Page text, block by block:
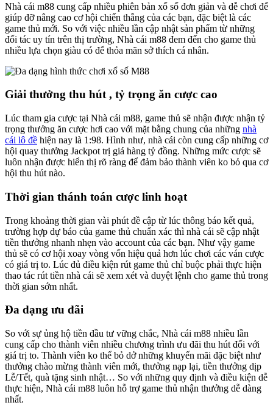
Nhà cái m88 cung cấp nhiều phiên bản xổ số đơn giản và dễ chơi để
giúp đỡ nâng cao cơ hội chiến thắng của các bạn, đặc biệt là các
game thủ mới. So với việc nhiều lần cập nhật sản phẩm từ những
đối tác uy tín trên thị trường, Nhà cái m88 đem đến cho game thủ
nhiều lựa chọn giàu có để thỏa mãn sở thích cá nhân.
Giải thưởng thu hút , tỷ trọng ăn cược cao
Lúc tham gia cược tại Nhà cái m88, game thủ sẽ nhận được nhận tỷ
trọng thưởng ăn cược hơi cao với mặt bằng chung của những nhà
cái lô đề hiện nay là 1:98. Hình như, nhà cái còn cung cấp những cơ
hội quay thưởng Jackpot trị giá hàng tỷ đồng. Những mức cược sẽ
luôn nhận được hiển thị rõ ràng để đảm bảo thành viên ko bỏ qua cơ
hội thu hút nào.
Thời gian thánh toán cược linh hoạt
Trong khoảng thời gian vài phút đề cập từ lúc thông báo kết quả,
trường hợp dự báo của game thủ chuẩn xác thì nhà cái sẽ cập nhật
tiền thưởng nhanh nhẹn vào account của các bạn. Như vậy game
thủ sẽ có cơ hội xoay vòng vốn hiệu quả hơn lúc chơi các ván cược
có giá trị to. Lúc đủ điều kiện rút game thủ chỉ buộc phải thực hiện
thao tác rút tiền nhà cái sẽ xem xét và duyệt lệnh cho game thủ trong
thời gian sớm nhất.
Đa dạng ưu đãi
So với sự ủng hộ tiền đầu tư vững chắc, Nhà cái m88 nhiều lần
cung cấp cho thành viên nhiều chương trình ưu đãi thu hút đối với
giá trị to. Thành viên ko thể bỏ dở những khuyến mãi đặc biệt như
thưởng chào mừng thành viên mới, thưởng nạp lại, tiền thưởng dịp
Lễ/Tết, quà tặng sinh nhật… So với những quy định và điều kiện dễ
thực hiện, Nhà cái m88 luôn hỗ trợ game thủ nhận thưởng dễ dàng
nhất.